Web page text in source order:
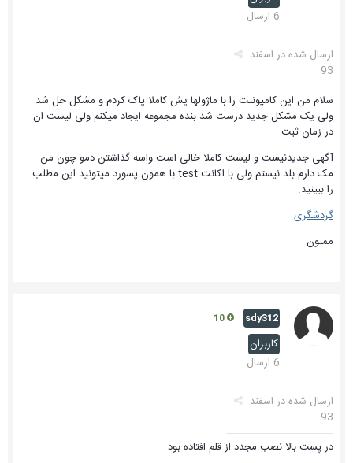
6 ارسال
ارسال شده در اسفند
93
سلام من این کامپوننت را با ماژولها یش کاملا پاک کردم و مشکل حل شد
ولی یک مشکل جدید درست شد بنده مجموعه ایجاد میکنم ولی لیست ان
در زمان ثبت
آگهی جدیدنیست و لیست کاملا خالی است.واسه گذاشتن دمو چون من
مک دارم بلد نیستم ولی با اکانت test با همون پسورد میتونید این مطلب
را ببینید.
گردشگری
ممنون
sdy312
کاربران
6 ارسال
ارسال شده در اسفند
93
در پست بالا نصب مجدد از قلم افتاده بود